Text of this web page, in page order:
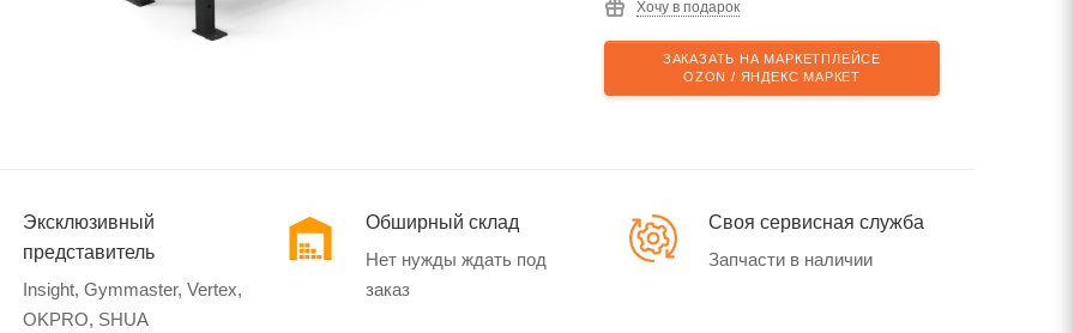
Хочу в подарок
ЗАКАЗАТЬ НА МАРКЕТПЛЕЙСЕ
OZON / ЯНДЕКС МАРКЕТ
Эксклюзивный
представитель
Insight, Gymmaster, Vertex,
OKPRO, SHUA
Обширный склад
Нет нужды ждать под
заказ
Своя сервисная служба
Запчасти в наличии